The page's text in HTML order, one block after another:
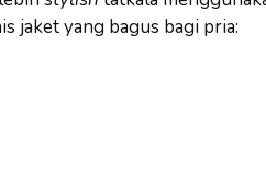
jaket yang bagus bagi pria: